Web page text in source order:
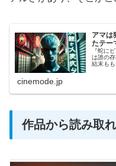
アマは
たテー
『蛇に
は誰の
結末も
cinemode.jp
作品から読み取